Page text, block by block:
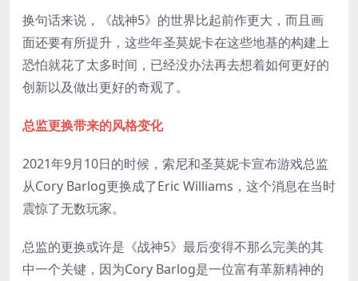
换句话来说，《战神5》的世界比起前作更大，而且画
面还要有所提升，这些年圣莫妮卡在这些地基的构建上
恐怕就花了太多时间，已经没办法再去想着如何更好的
创新以及做出更好的奇观了。
总监更换带来的风格变化
2021年9月10日的时候，索尼和圣莫妮卡宣布游戏总监
从Cory Barlog更换成了Eric Williams，这个消息在当时
震惊了无数玩家。
总监的更换或许是《战神5》最后变得不那么完美的其
中一个关键，因为Cory Barlog是一位富有革新精神的